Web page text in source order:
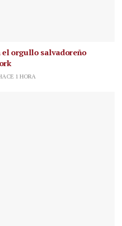
el orgullo salvadoreño
1 HORA